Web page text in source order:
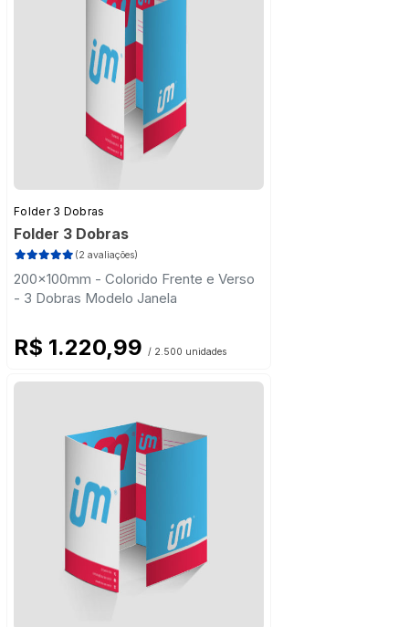
Folder 3 Dobras
Folder 3 Dobras
(2 avaliações)
200x100mm - Colorido Frente e Verso
- 3 Dobras Modelo Janela
R$ 1.220,99 / 2.500 unidades